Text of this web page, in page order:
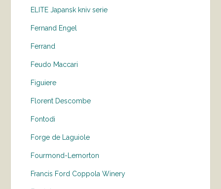
ELITE Japansk kniv serie
Fernand Engel
Ferrand
Feudo Maccari
Figuiere
Florent Descombe
Fontodi
Forge de Laguiole
Fourmond-Lemorton
Francis Ford Coppola Winery